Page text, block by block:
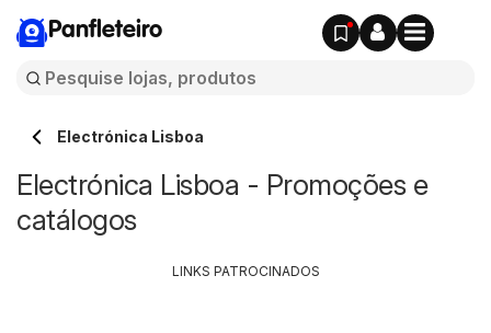
Panfleteiro
Electrónica Lisboa
Electrónica Lisboa - Promoções e
catálogos
LINKS PATROCINADOS